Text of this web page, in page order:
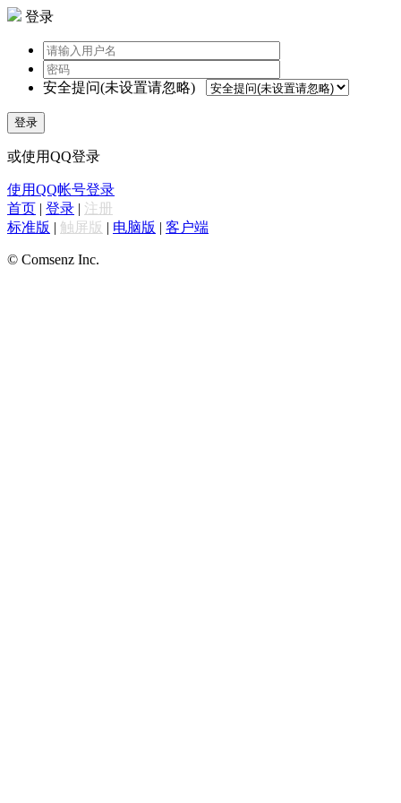
登录
安全提问(未设置请忽略)
登录
或使用QQ登录
使用QQ帐号登录
首页 | 登录 | 注册
标准版 | 触屏版 | 电脑版 | 客户端
© Comsenz Inc.